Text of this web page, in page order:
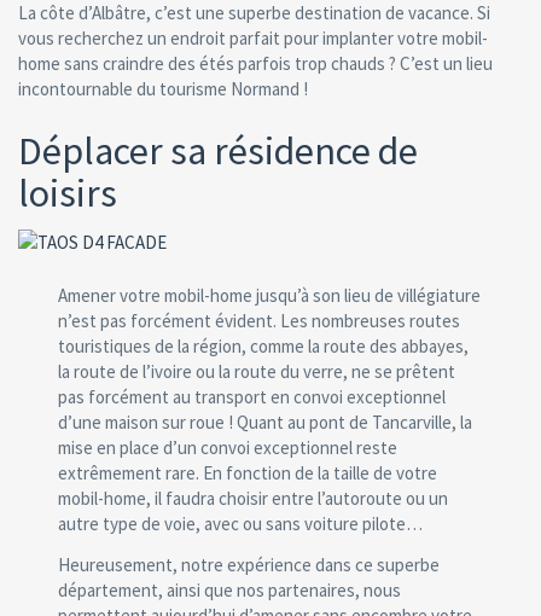
La côte d’Albâtre, c’est une superbe destination de vacance. Si
vous recherchez un endroit parfait pour implanter votre mobil-
home sans craindre des étés parfois trop chauds ? C’est un lieu
incontournable du tourisme Normand !
Déplacer sa résidence de
loisirs
Amener votre mobil-home jusqu’à son lieu de villégiature
n’est pas forcément évident. Les nombreuses routes
touristiques de la région, comme la route des abbayes,
la route de l’ivoire ou la route du verre, ne se prêtent
pas forcément au transport en convoi exceptionnel
d’une maison sur roue ! Quant au pont de Tancarville, la
mise en place d’un convoi exceptionnel reste
extrêmement rare. En fonction de la taille de votre
mobil-home, il faudra choisir entre l’autoroute ou un
autre type de voie, avec ou sans voiture pilote…
Heureusement, notre expérience dans ce superbe
département, ainsi que nos partenaires, nous